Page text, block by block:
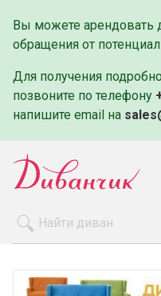
Вы можете арендовать
обращения от
Для получения
позвоните по телефону
напишите email на